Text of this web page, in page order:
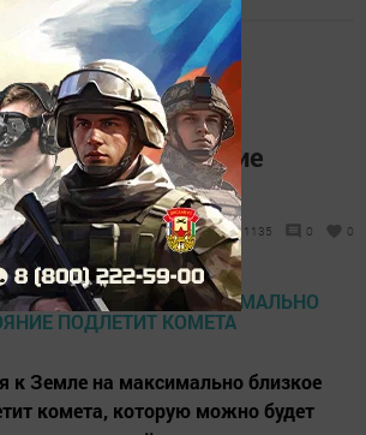
к Земле на
расстояние
- 10:52 1135 0 0
к Земле на максимально близкое
комета, которую можно будет